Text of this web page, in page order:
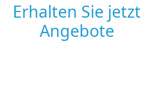
Erhalten Sie jetzt
Angebote